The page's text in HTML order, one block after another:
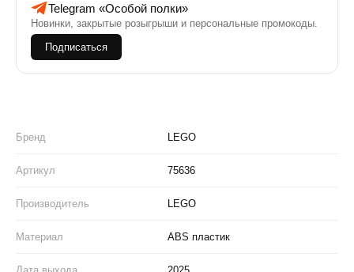
Telegram «Особой полки»
Новинки, закрытые розыгрыши и персональные промокоды.
Подписаться
Бренд LEGO
Артикул 75636
Производитель LEGO
Материал ABS пластик